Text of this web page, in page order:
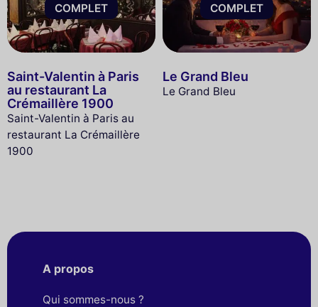
COMPLET
Saint-Valentin à Paris
au restaurant La
Crémaillère 1900
Saint-Valentin à Paris au
restaurant La Crémaillère
1900
COMPLET
Le Grand Bleu
Le Grand Bleu
A propos
Qui sommes-nous ?